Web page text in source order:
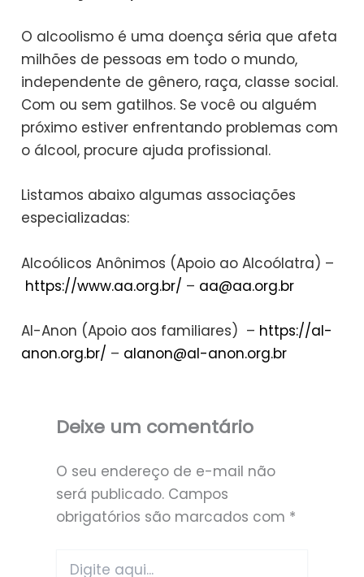
O alcoolismo é uma doença séria que afeta
milhões de pessoas em todo o mundo,
independente de gênero, raça, classe social.
Com ou sem gatilhos. Se você ou alguém
próximo estiver enfrentando problemas com
o álcool, procure ajuda profissional.
Listamos abaixo algumas associações
especializadas:
Alcoólicos Anônimos (Apoio ao Alcoólatra) –
https://www.aa.org.br/ – aa@aa.org.br
Al-Anon (Apoio aos familiares) – https://al-
anon.org.br/ – alanon@al-anon.org.br
Deixe um comentário
O seu endereço de e-mail não
será publicado. Campos
obrigatórios são marcados com *
aqui...